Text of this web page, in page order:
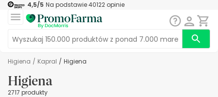
4,5/5 Na podstawie40122 opinie
Higiena / Kapral / Higiena
Higiena
2717 produkty